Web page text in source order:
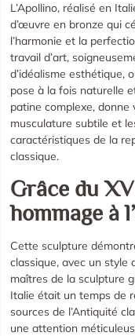
L’Apollino, réalisé en
d’œuvre en bronze qui
l’harmonie et la
travail d’art,
d’idéalisme esthétique,
pose à la fois naturelle
patine complexe,
musculature subtile et
caractéristiques de la
classique.
Grâce du
hommage à
Cette sculpture
classique, avec un style
maîtres de la sculpture
Italie était un temps de
sources de l’Antiquité
une attention